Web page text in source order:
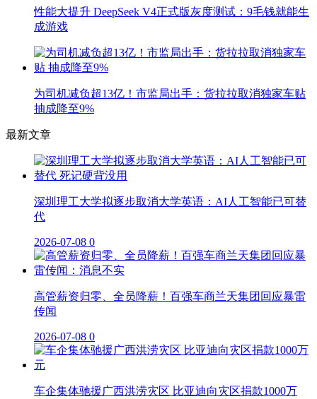
性能大提升 DeepSeek V4正式版灰度测试：9毛钱就能生
成游戏
为司机减负超13亿！市监局出手：货拉拉取消独家车贴
抽成降至9%
最新文章
深圳理工大学拟逐步取消大学英语：AI人工智能已可替
代
2026-07-08 0
高管薪资归零、全员降薪！百强车商兰天集团回应暴雷
传闻
2026-07-08 0
车企集体驰援广西洪涝灾区 比亚迪向灾区捐款1000万